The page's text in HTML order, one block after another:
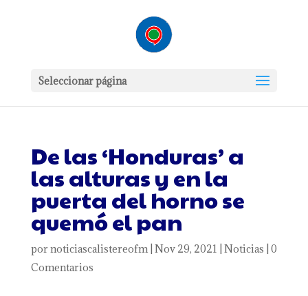
Seleccionar página
De las ‘Honduras’ a
las alturas y en la
puerta del horno se
quemó el pan
por noticiascalistereofm| Nov 29, 2021 Noticias 0
Comentarios